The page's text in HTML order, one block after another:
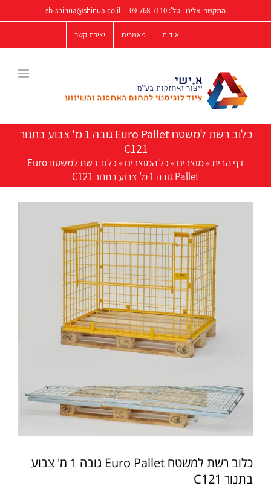
לתוכן
התקשרו אלינו : טל': 09-768-7110
sb-shinua@shinua.co.il
אודות מאמרים יצירת קשר
כלוב רשת למשטח Euro Pallet גובה 1 מ' צבוע בתנור
C121
דף הבית»מוצרים »כל המוצרים »
כלוב רשת למשטח Euro
Pallet גובה 1 מ’ צבוע בתנור C121
כלוב רשת למשטח Euro Pallet גובה 1 מ' צבוע
בתנור C121